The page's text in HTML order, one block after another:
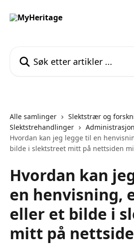
Alle samlinger
Slektstrær og
Slektstrehandlinger
Hvordan kan jeg legge til en
bilde i slektstreet mitt på nettsiden
Hvordan kan
en henvisning,
eller et bilde i
mitt på